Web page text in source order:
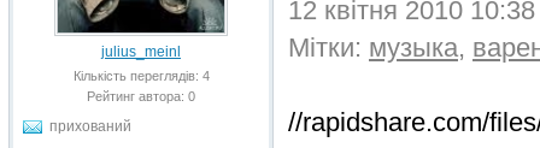
12 квітня 2010
Мітки: музыка,
//rapidshare.com/
julius_meinl
Кількість переглядів: 4
Рейтинг автора: 0
прихований